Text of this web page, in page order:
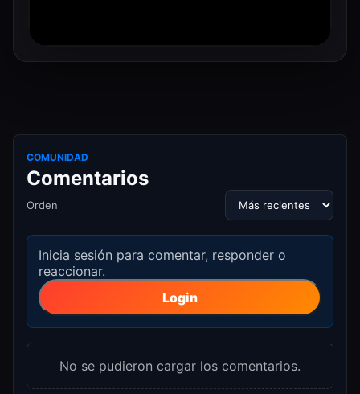
COMUNIDAD
Comentarios
Orden
Inicia sesión para comentar, responder o
reaccionar.
Login
No se pudieron cargar los comentarios.